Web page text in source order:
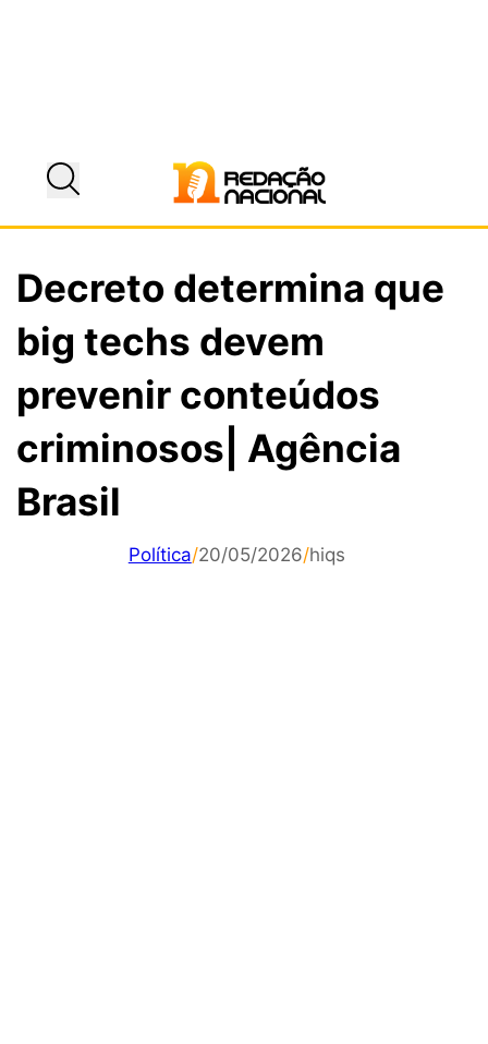
Decreto determina que
big techs devem
prevenir conteúdos
criminosos| Agência
Brasil
Política/20/05/2026/hiqs